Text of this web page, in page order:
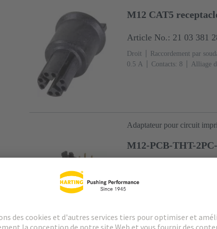
M12 CAT5
Article No.: 21 03 381
Droit Raccordement par
‌0.5 A
Contacts: 8 Alliage
Adaptateur pour circuit
M12-PCB-THT-
coudé, Pour montage arrière